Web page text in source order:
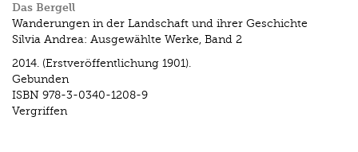
Das Bergell
Wanderungen in der Landschaft und ihrer Geschichte
Silvia Andrea: Ausgewählte Werke, Band 2
2014. (Erstveröffentlichung 1901).
Gebunden
ISBN 978-3-0340-1208-9
Vergriffen